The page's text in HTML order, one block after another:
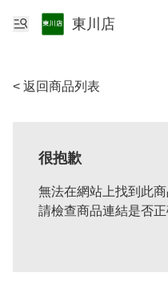
東川店
< 返回商品列表
很抱歉
無法在網站上找到此
請檢查商品連結是否正